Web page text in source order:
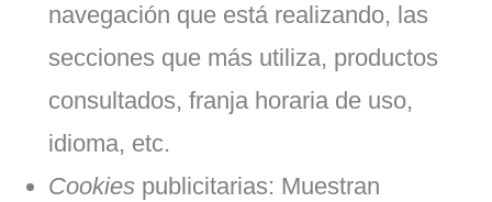
navegación que está realizando, las
secciones que más utiliza, productos
consultados, franja horaria de uso,
idioma, etc.
Cookies publicitarias: Muestran